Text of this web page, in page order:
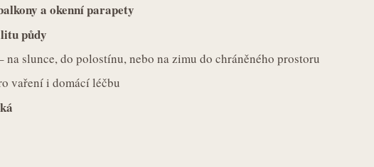
a okenní parapety
půdy
slunce, do polostínu, nebo na zimu do chráněného prostoru
vaření i domácí léčbu